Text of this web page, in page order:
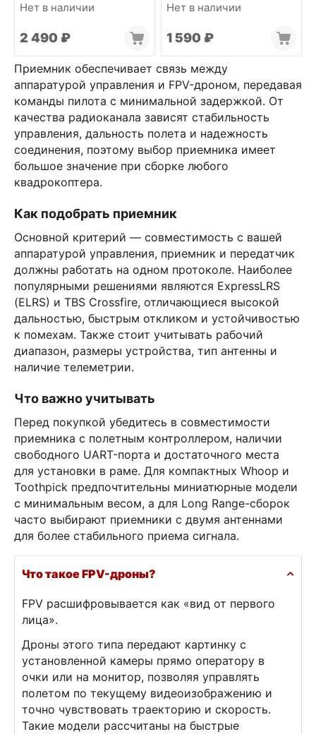
Приемник обеспечивает связь между
аппаратурой управления и FPV-дроном, передавая
команды пилота с минимальной задержкой. От
качества радиоканала зависят стабильность
управления, дальность полета и надежность
соединения, поэтому выбор приемника имеет
большое значение при сборке любого
квадрокоптера.
Как подобрать приемник
Основной критерий — совместимость с вашей
аппаратурой управления, приемник и передатчик
должны работать на одном протоколе. Наиболее
популярными решениями являются ExpressLRS
(ELRS) и TBS Crossfire, отличающиеся высокой
дальностью, быстрым откликом и устойчивостью
к помехам. Также стоит учитывать рабочий
диапазон, размеры устройства, тип антенны и
наличие телеметрии.
Что важно учитывать
Перед покупкой убедитесь в совместимости
приемника с полетным контроллером, наличии
свободного UART-порта и достаточного места
для установки в раме. Для компактных Whoop и
Toothpick предпочтительны миниатюрные модели
с минимальным весом, а для Long Range-сборок
часто выбирают приемники с двумя антеннами
для более стабильного приема сигнала.
Что такое FPV-дроны?
FPV расшифровывается как «вид от первого
лица».
Дроны этого типа передают картинку с
установленной камеры прямо оператору в
очки или на монитор, позволяя управлять
полетом по текущему видеоизображению и
точно чувствовать траекторию и скорость.
Такие модели рассчитаны на быстрые
Нет в наличии
2 490 ₽
Нет в наличии
1 590 ₽